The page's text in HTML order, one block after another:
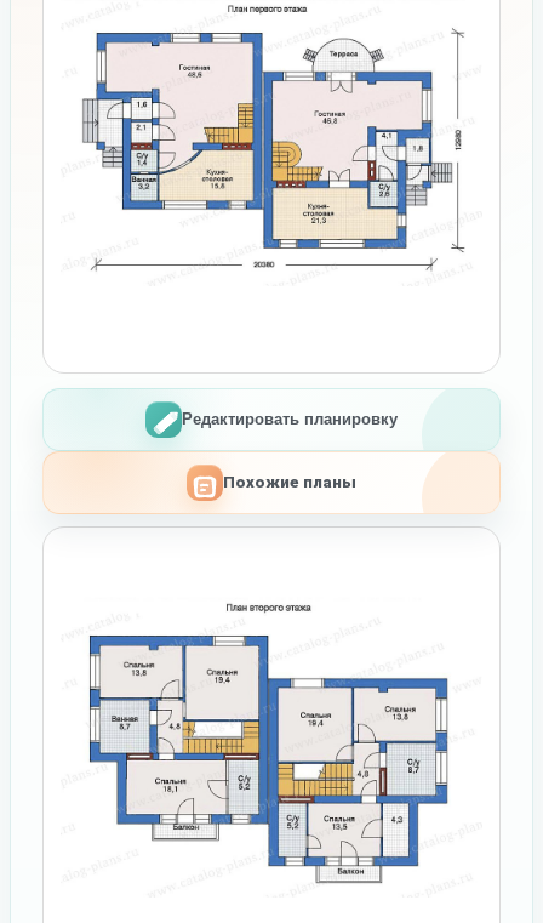
Редактировать планировку
Похожие планы